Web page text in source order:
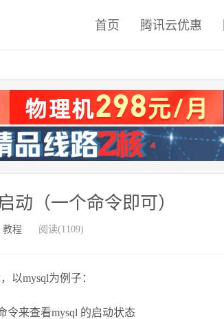
首页 腾讯云优惠
动（一个命令即可）
教程 阅读(1109)
以mysql为例子：
令来查看mysql 的启动状态